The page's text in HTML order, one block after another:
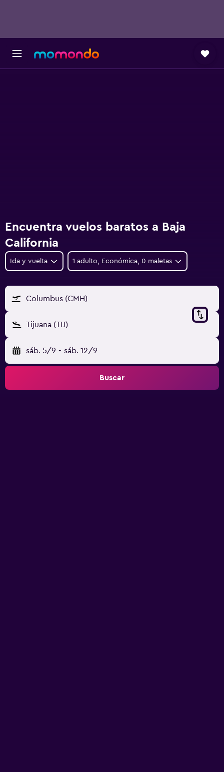
Encuentra vuelos baratos a Baja
California
Ida y vuelta 1 adulto, Económica, 0 maletas
Columbus (CMH)
Tijuana (TIJ)
sáb. 5/9 - sáb. 12/9
Buscar